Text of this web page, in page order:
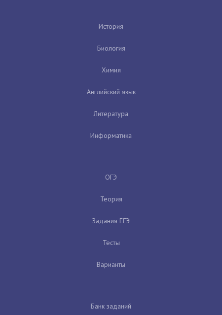
История
Биология
Химия
Английский язык
Литература
Информатика
ОГЭ
Теория
Задания ЕГЭ
Тесты
Варианты
Банк заданий